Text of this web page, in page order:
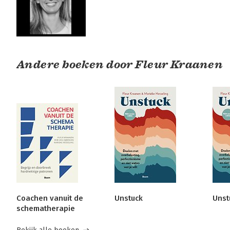
Andere boeken door Fleur Kraanen
Coachen vanuit de
schematherapie
Unstuck